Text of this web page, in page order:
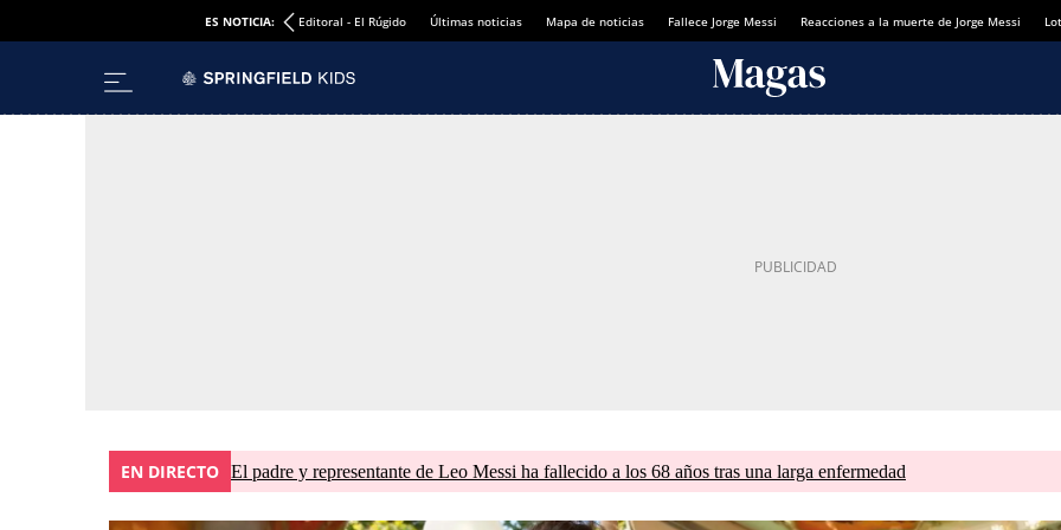
ES NOTICIA: Editoral - El Rúgido Últimas noticias Mapa de noticias Fallece Jorge Messi Reacciones a la muerte de Jorge Messi
EN DIRECTO El padre y representante de Leo Messi ha fallecido a los 68 años tras una larga enfermedad